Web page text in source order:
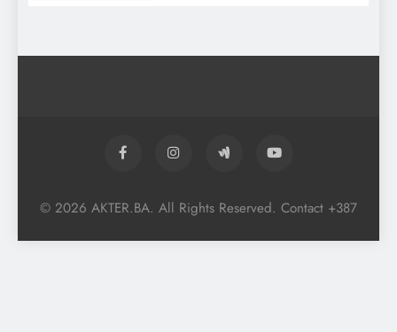
© 2026 AKTER.BA. All Rights Reserved. Contact +387